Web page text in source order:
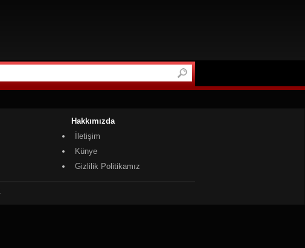
Hakkımızda
İletişim
Künye
Gizlilik Politikamız